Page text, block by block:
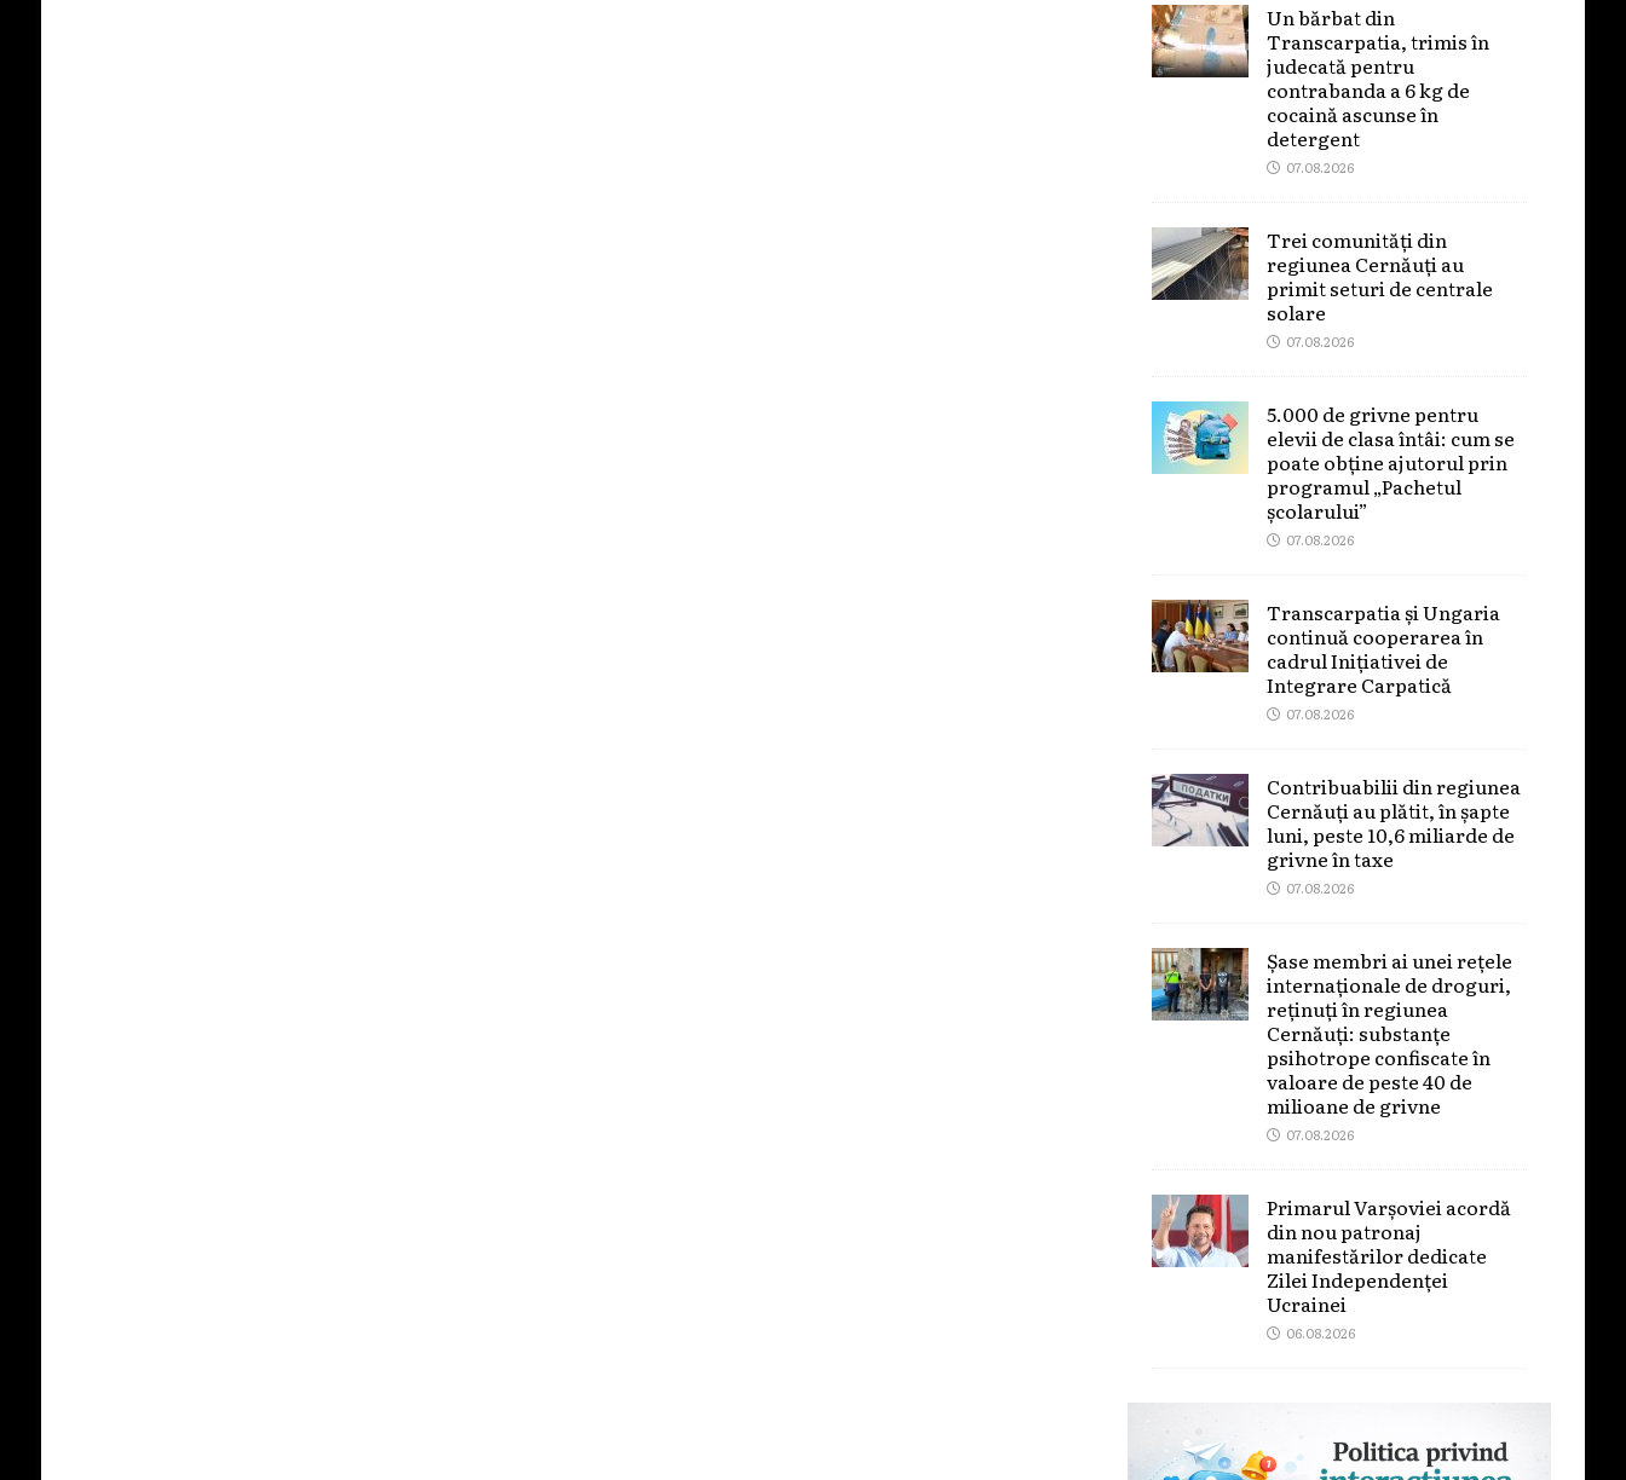
Un bărbat din
Transcarpatia, trimis în
judecată pentru
contrabanda a 6 kg de
cocaină ascunse în
detergent
07.08.2026
Trei comunități din
regiunea Cernăuți au
primit seturi de centrale
solare
07.08.2026
5.000 de grivne pentru
elevii de clasa întâi: cum se
poate obține ajutorul prin
programul „Pachetul
școlarului”
07.08.2026
Transcarpatia și Ungaria
continuă cooperarea în
cadrul Inițiativei de
Integrare Carpatică
07.08.2026
Contribuabilii din regiunea
Cernăuți au plătit, în șapte
luni, peste 10,6 miliarde de
grivne în taxe
07.08.2026
Șase membri ai unei rețele
internaționale de droguri,
reținuți în regiunea
Cernăuți: substanțe
psihotrope confiscate în
valoare de peste 40 de
milioane de grivne
07.08.2026
Primarul Varșoviei acordă
din nou patronaj
manifestărilor dedicate
Zilei Independenței
Ucrainei
06.08.2026